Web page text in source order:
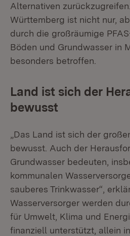
Alternativen
Württemberg ist nicht nur,
durch die großräumige
Böden und Grundwasser in
besonders betroffen.
Land ist sich der
bewusst
„Das Land ist sich der
bewusst. Auch der
Grundwasser bedeuten,
kommunalen
sauberes Trinkwasser“,
Wasserversorger werden
für Umwelt, Klima und
finanziell unterstützt, allein